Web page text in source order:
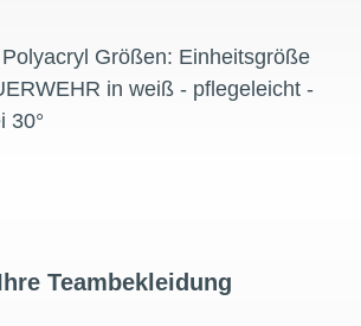
Größen: Einheitsgröße
in weiß - pflegeleicht -
30°
Teambekleidung